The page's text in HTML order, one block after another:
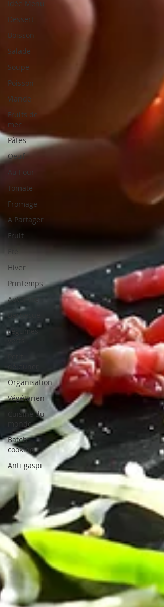
Idée Menu
Dessert
Boisson
Salade
Soupe
Poisson
Viande
Fruits de
mer
Pâtes
Oeuf
Au Four
Tomate
Fromage
A Partager
Fruit
Hiver
Printemps
Automne
Barbecue
Légumes
verts
déjeuner
Organisation
Végétarien
Cuisine du
monde
Batch
cooking
Anti gaspi